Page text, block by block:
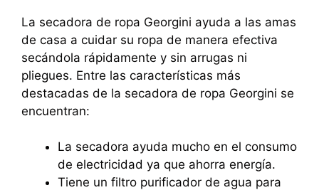
La secadora de ropa Georgini ayuda a las amas
de casa a cuidar su ropa de manera efectiva
secándola rápidamente y sin arrugas ni
pliegues. Entre las características más
destacadas de la secadora de ropa Georgini se
encuentran:
La secadora ayuda mucho en el consumo
de electricidad ya que ahorra energía.
Tiene un filtro purificador de agua para